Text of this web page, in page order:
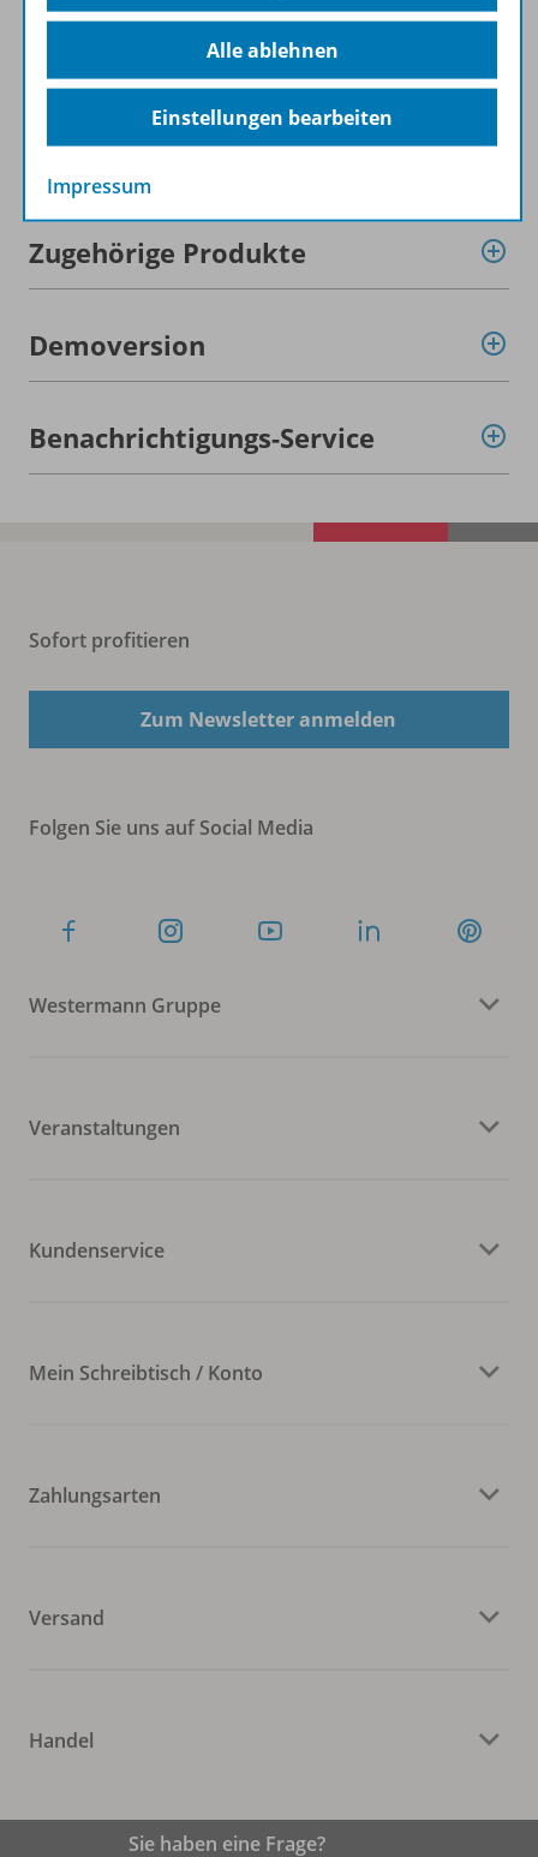
Zugehörige Produkte
Demoversion
Benachrichtigungs-Service
Sofort profitieren
Zum Newsletter anmelden
Folgen Sie uns auf Social Media
Westermann Gruppe
Veranstaltungen
Kundenservice
Mein Schreibtisch / Konto
Zahlungsarten
Versand
Handel
Sie haben eine Frage?
Alle ablehnen
Einstellungen bearbeiten
Impressum